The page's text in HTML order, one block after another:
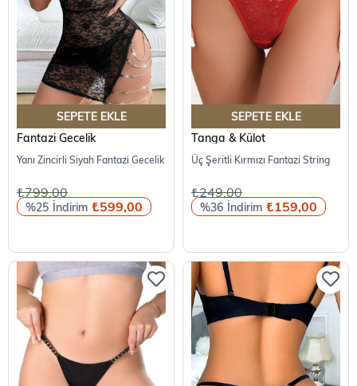
SEPETE EKLE
Fantazi Gecelik
Yanı Zincirli Siyah Fantazi Gecelik
%25 ₺599,00
₺799,00
SEPETE EKLE
Tanga & Külot
Üç Şeritli Kırmızı Fantazi String
%36 ₺159,00
₺249,00